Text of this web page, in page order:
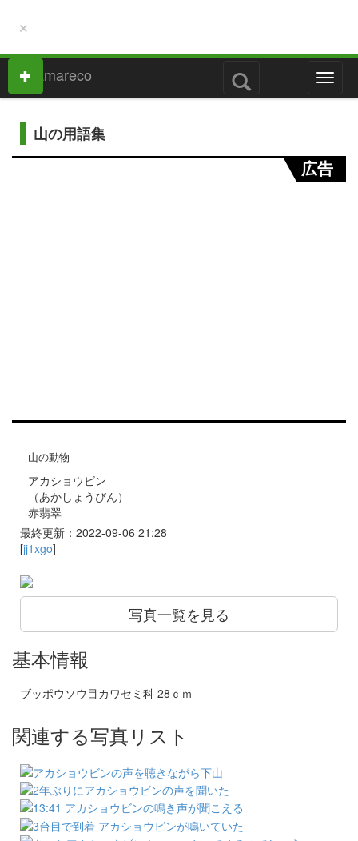
×
M
e
山の用語集
広告
山の動物
アカショウビン
（あかしょうびん）
赤翡翠
最終更新：2022-09-06 21:28
[jj1xgo]
写真一覧を見る
基本情報
ブッポウソウ目カワセミ科 28ｃｍ
関連する写真リスト